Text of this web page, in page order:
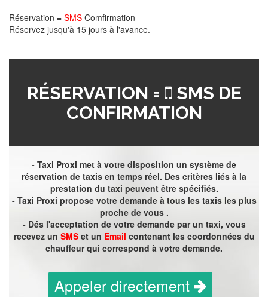
Réservation = SMS Comfirmation
Réservez jusqu'à 15 jours à l'avance.
RÉSERVATION =
SMS DE
CONFIRMATION
- Taxi Proxi met à votre disposition un système de
réservation de taxis en temps réel. Des critères liés à la
prestation du taxi peuvent être spécifiés.
- Taxi Proxi propose votre demande à tous les taxis les plus
proche de vous .
- Dés l'acceptation de votre demande par un taxi, vous
recevez un SMSet un Email contenant les coordonnées du
chauffeur qui correspond à votre demande.
Appeler directement